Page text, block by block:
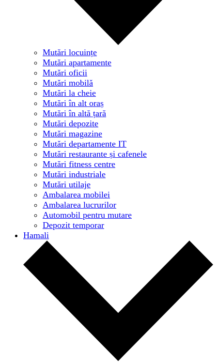
Mutări locuințe
Mutări apartamente
Mutări oficii
Mutări mobilă
Mutări la cheie
Mutări în alt oraș
Mutări în altă țară
Mutări depozite
Mutări magazine
Mutări departamente IT
Mutări restaurante și cafenele
Mutări fitness centre
Mutări industriale
Mutări utilaje
Ambalarea mobilei
Ambalarea lucrurilor
Automobil pentru mutare
Depozit temporar
Hamali